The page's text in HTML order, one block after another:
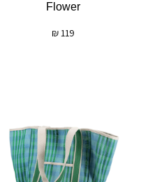
Flower
119
₪